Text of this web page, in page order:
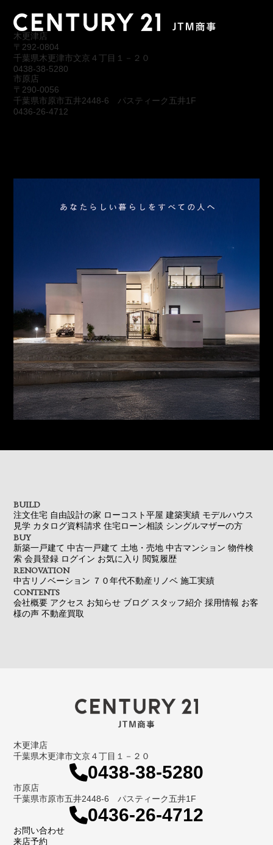
木更津店
〒292-0804
千葉県木更津市文京４丁目１－２０
0438-38-5280
市原店
〒290-0056
千葉県市原市五井2448-6 パスティーク五井1F
0436-26-4712
BUILD
注文住宅 自由設計の家 ローコスト平屋 建築実績 モデルハウス
見学 カタログ資料請求 住宅ローン相談 シングルマザーの方
BUY
新築一戸建て 中古一戸建て 土地・売地 中古マンション 物件検
索 会員登録 ログイン お気に入り 閲覧履歴
RENOVATION
中古リノベーション ７０年代不動産リノベ 施工実績
CONTENTS
会社概要 アクセス お知らせ ブログ スタッフ紹介 採用情報 お客
様の声 不動産買取
木更津店
千葉県木更津市文京４丁目１－２０
0438-38-5280
市原店
千葉県市原市五井2448-6 パスティーク五井1F
0436-26-4712
お問い合わせ
来店予約